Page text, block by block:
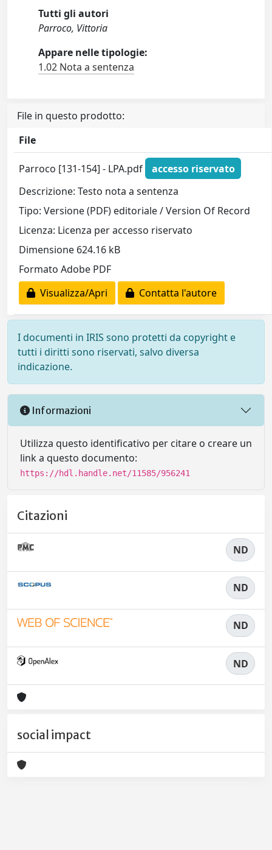
Tutti gli autori
Parroco, Vittoria
Appare nelle tipologie:
1.02 Nota a sentenza
File in questo prodotto:
File
Parroco [131-154] - LPA.pdf
accesso riservato
Descrizione: Testo nota a sentenza
Tipo: Versione (PDF) editoriale / Version Of Record
Licenza: Licenza per accesso riservato
Dimensione 624.16 kB
Formato Adobe PDF
Visualizza/Apri
Contatta l'autore
I documenti in IRIS sono protetti da copyright e
tutti i diritti sono riservati, salvo diversa
indicazione.
Informazioni
Utilizza questo identificativo per citare o creare un
link a questo documento:
https://hdl.handle.net/11585/956241
Citazioni
ND
ND
ND
ND
social impact